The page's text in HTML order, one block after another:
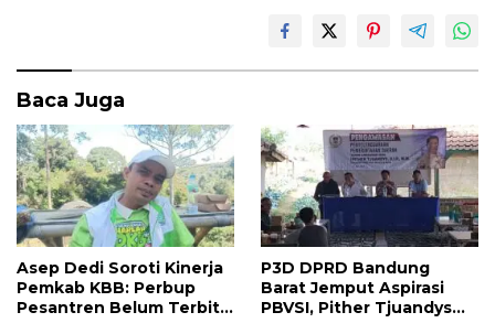
o
o
k
p
p
Baca Juga
Asep Dedi Soroti Kinerja
Pemkab KBB: Perbup
Pesantren Belum Terbit,
P3D DPRD Bandung
Barat Jemput Aspirasi
PBVSI, Pither Tjuandys